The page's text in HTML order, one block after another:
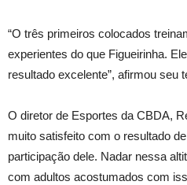
“O três primeiros colocados
experientes do que Figueirinha.
resultado excelente”, afirmou seu
O diretor de Esportes da CBDA,
muito satisfeito com o resultado
participação dele. Nadar nessa
com adultos acostumados com